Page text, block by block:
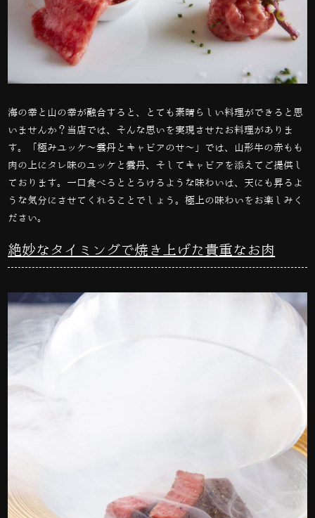
海の幸と山の幸が融合すると、とても素晴らしい料理ができると思
いませんか？当店では、そんな思いを実現させたお料理がありま
す。「極みユッケ〜雲丹とキャビアのせ〜」では、山形牛の赤もも
肉の上にタレ味のユッケと雲丹、そしてキャビアを添えてご提供し
ております。一口食べるととろけるような味わいは、天にも昇るよ
うな気分にさせてくれることでしょう。極上の味わいをお楽しみく
ださい。
絶妙なタイミングで焼き上げた貴重なお肉